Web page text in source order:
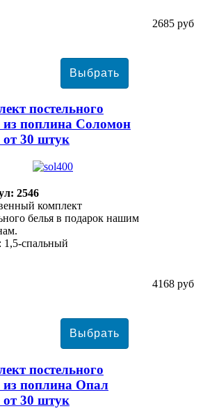
2685 руб
постельного
из поплина Соломон
от 30 штук
2546
комплект
белья в подарок нашим
1,5-спальный
4168 руб
постельного
из поплина Опал
от 30 штук